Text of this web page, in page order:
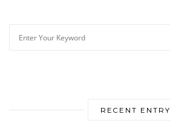
RECENT ENTRY